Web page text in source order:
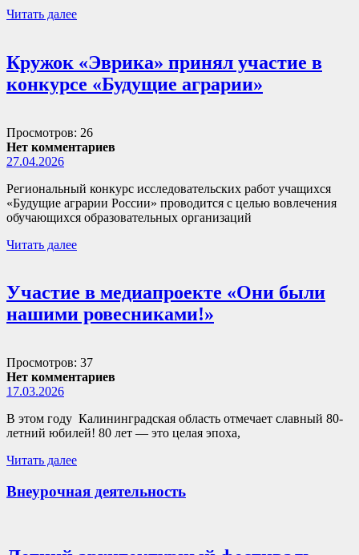
Читать далее
Кружок «Эврика» принял участие в
конкурсе «Будущие аграрии»
Просмотров: 26
Нет комментариев
27.04.2026
Региональный конкурс исследовательских работ учащихся
«Будущие аграрии России» проводится с целью вовлечения
обучающихся образовательных организаций
Читать далее
Участие в медиапроекте «Они были
нашими ровесниками!»
Просмотров: 37
Нет комментариев
17.03.2026
В этом году Калининградская область отмечает славный 80-
летний юбилей! 80 лет — это целая эпоха,
Читать далее
Внеурочная деятельность